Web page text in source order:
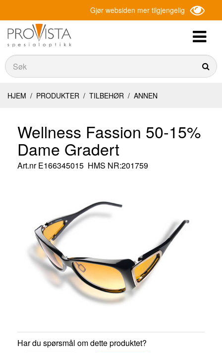
Gjør websiden mer tilgjengelig
Søk
Søk
HJEM / PRODUKTER / TILBEHØR / ANNEN
Wellness Fassion 50-15%
Dame Gradert
Art.nrE166345015 HMS NR:201759
Har du spørsmål om dette produktet?